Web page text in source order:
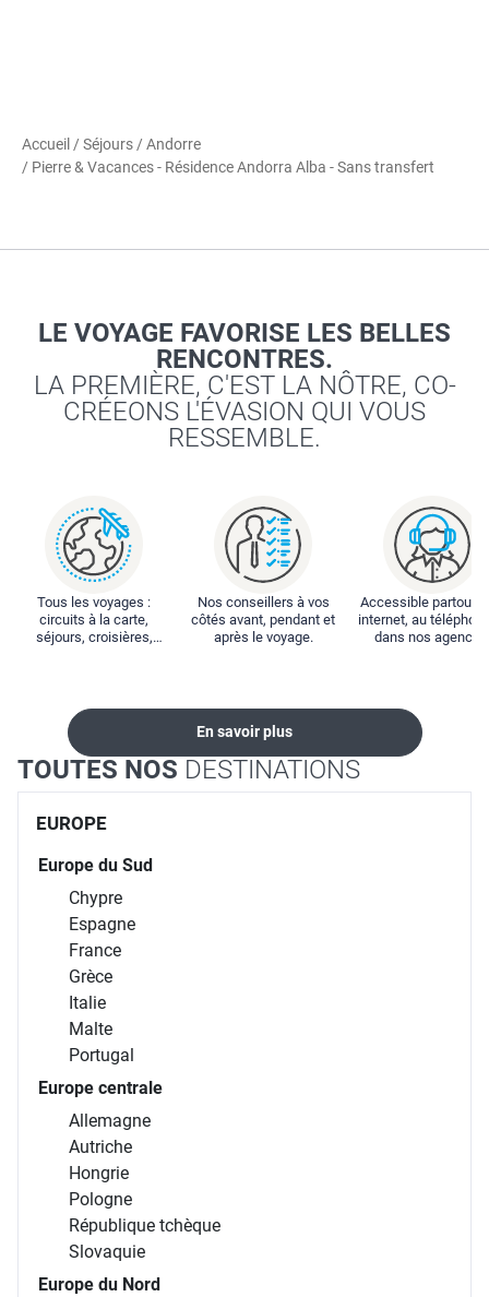
Accueil /Séjours /Andorre
/ Pierre & Vacances - Résidence Andorra Alba - Sans transfert
LE VOYAGE FAVORISE LES BELLES
RENCONTRES.
LA PREMIÈRE, C'EST LA NÔTRE, CO-
CRÉEONS L'ÉVASION QUI VOUS
RESSEMBLE.
Tous les voyages :
circuits à la carte,
séjours, croisières,
Nos conseillers à vos
côtés avant, pendant et
après le voyage.
Accessible partout :
internet, au
dans nos
En savoir plus
TOUTES NOS DESTINATIONS
EUROPE
Europe du Sud
Chypre
Espagne
France
Grèce
Italie
Malte
Portugal
Europe centrale
Allemagne
Autriche
Hongrie
Pologne
République tchèque
Slovaquie
Europe du Nord